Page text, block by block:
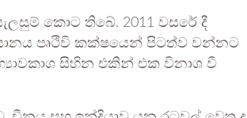
කොට තිබේ. 2011 වසරේ දී
පෘථිවි කක්ෂයෙන් පිටත්ව වන්නට
සිහින එකින් එක විනාශ වී